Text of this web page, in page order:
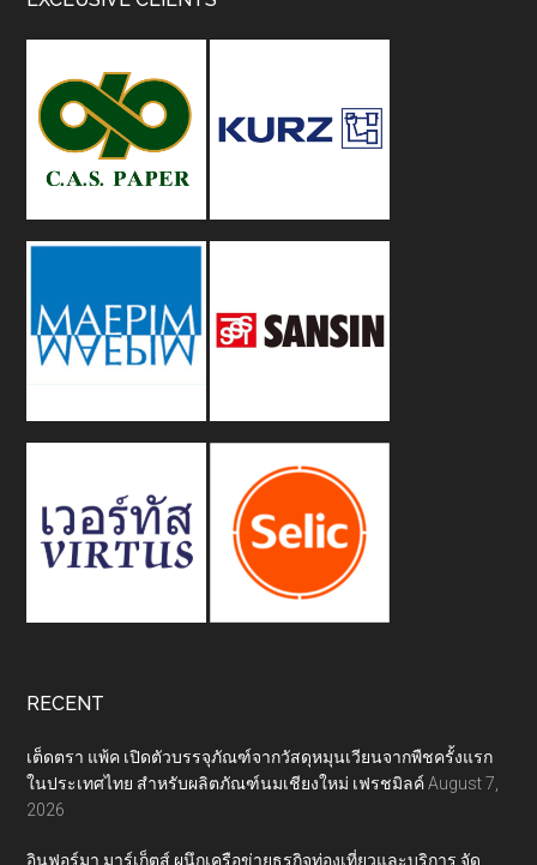
RECENT
เต็ดตรา แพ้ค เปิดตัวบรรจุภัณฑ์จากวัสดุหมุนเวียนจากพืชครั้งแรก
ในประเทศไทย สำหรับผลิตภัณฑ์นมเชียงใหม่ เฟรชมิลค์ August 7,
2026
อินฟอร์มา มาร์เก็ตส์ ผนึกเครือข่ายธุรกิจท่องเที่ยวและบริการ จัด